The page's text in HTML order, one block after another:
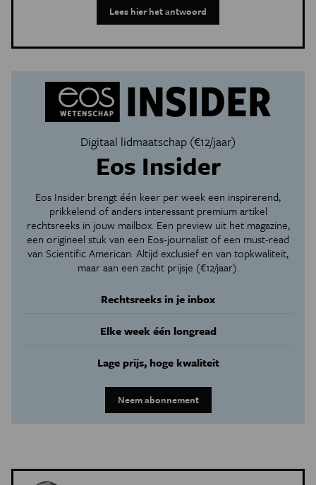
Lees hier het antwoord
Digitaal lidmaatschap (€12/jaar)
Eos Insider
Eos Insider brengt één keer per week een inspirerend,
prikkelend of anders interessant premium artikel
rechtsreeks in jouw mailbox. Een preview uit het magazine,
een origineel stuk van een Eos-journalist of een must-read
van Scientific American. Altijd exclusief en van topkwaliteit,
maar aan een zacht prijsje (€12/jaar).
Rechtsreeks in je inbox
Elke week één longread
Lage prijs, hoge kwaliteit
Neem abonnement